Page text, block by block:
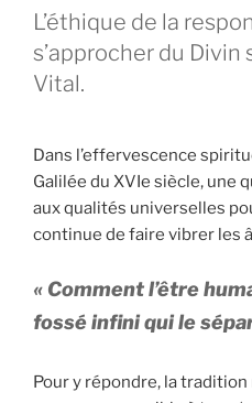
L’éthique de la
s’approcher du Divin
Vital.
Dans l’effervescence
Galilée du XVIe siècle, une
aux qualités universelles
continue de faire vibrer les
« Comment l’être
fossé infini qui le
Pour y répondre, la